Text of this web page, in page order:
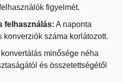
figyelmét.
felhasználás: A naponta
száma korlátozott.
konvertálás minősége néha
és összetettségétől